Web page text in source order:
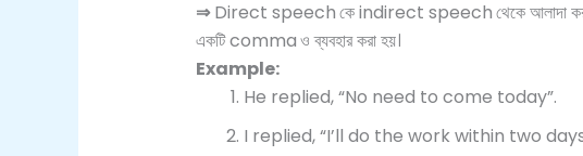
⇒Direct speechকে indirect speechথেকে
একটি commaও ব্যবহার করা হয়।
Example:
He replied, “No need to come today”.
I replied, “I’ll do the work within two